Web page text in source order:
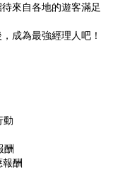
來自各地的遊客滿足
成為最強經理人吧！
動
酬
酬